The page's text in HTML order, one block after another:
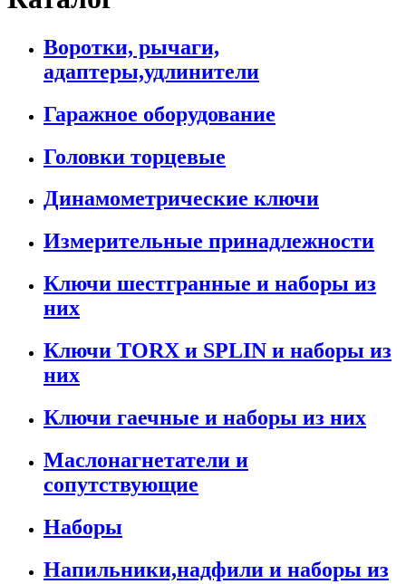
Воротки, рычаги,
адаптеры,удлинители
Гаражное оборудование
Головки торцевые
Динамометрические ключи
Измерительные принадлежности
Ключи шестгранные и наборы из
них
Ключи TORX и SPLIN и наборы из
них
Ключи гаечные и наборы из них
Маслонагнетатели и
сопутствующие
Наборы
Напильники,надфили и наборы из